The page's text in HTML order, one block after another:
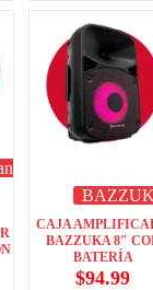
CAJA
BAZZUKA 8″
BATERÍA
$94.99